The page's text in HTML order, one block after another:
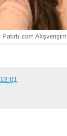
Patırtı.com Alışverişim
13:01